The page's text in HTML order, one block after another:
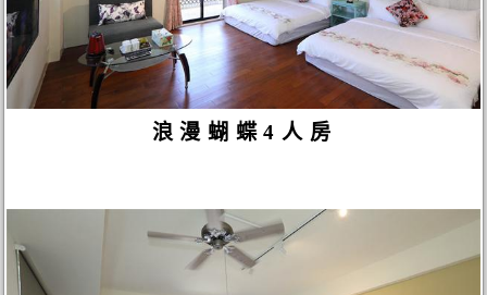
浪漫蝴蝶4人房